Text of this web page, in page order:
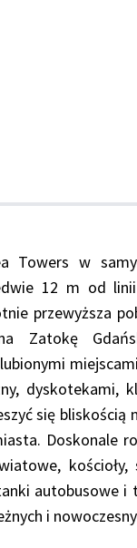
Towers w
12 m od
przewyższa
Zatokę
dyskotekami,
się
Doskonale
autobusowe
i